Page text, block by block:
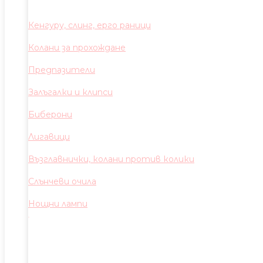
Кенгуру, слинг, ерго раници
Колани за прохождане
Предпазители
Залъгалки и клипси
Биберони
Лигавици
Възглавнички, колани против колики
Слънчеви очила
Нощни лампи